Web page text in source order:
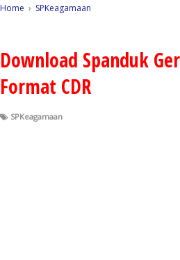
Home › SPKeagamaan
Download Spanduk
Format CDR
SPKeagamaan